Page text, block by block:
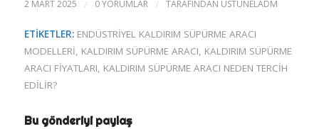
2 MART 2025 / 0 YORUMLAR / TARAFINDAN USTUNELADM
ETIKETLER: ENDÜSTRIYEL KALDIRIM SÜPÜRME ARACI
MODELLERI, KALDIRIM SÜPÜRME ARACI, KALDIRIM SÜPÜRME
ARACI FIYATLARI, KALDIRIM SÜPÜRME ARACI NEDEN TERCIH
EDILIR?
Bu gönderiyi paylaş